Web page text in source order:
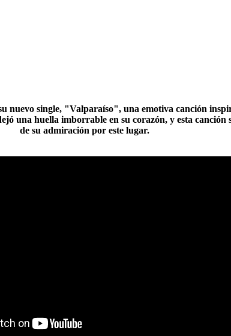
nuevo single, "Valparaíso", una emotiva canción
una huella imborrable en su corazón, y esta canción
de su admiración por este lugar.